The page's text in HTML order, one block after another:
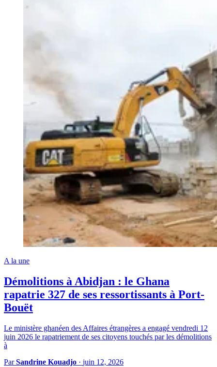
A la une
Démolitions à Abidjan : le Ghana
rapatrie 327 de ses ressortissants à Port-
Bouët
Le ministère ghanéen des Affaires étrangères a engagé vendredi 12
juin 2026 le rapatriement de ses citoyens touchés par les démolitions
à
ParSandrine Kouadjo · juin 12, 2026